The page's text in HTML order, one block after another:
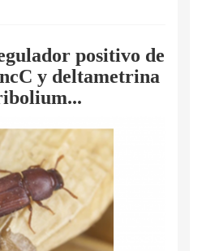
positivo de
y deltametrina